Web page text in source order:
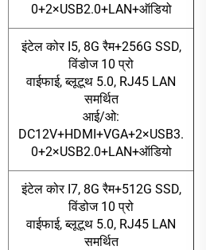
0+2×USB2.0+LAN+ऑडियो
इंटेल कोर I5, 8G रैम+256G SSD,
विंडोज 10 प्रो
वाईफाई, ब्लूटूथ 5.0, RJ45 LAN
समर्थित
आई/ओ:
DC12V+HDMI+VGA+2×USB3.
0+2×USB2.0+LAN+ऑडियो
इंटेल कोर I7, 8G रैम+512G SSD,
विंडोज 10 प्रो
वाईफाई, ब्लूटूथ 5.0, RJ45 LAN
समर्थित